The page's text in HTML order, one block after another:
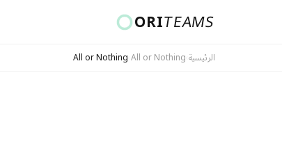
ORITEAMS
الرئيسية All or Nothing
All or Nothing